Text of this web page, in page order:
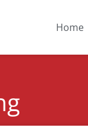
Home